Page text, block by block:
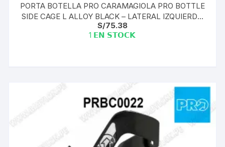
PORTA BOTELLA PRO CARAMAGIOLA PRO BOTTLE
SIDE CAGE L ALLOY BLACK – LATERAL IZQUIERDO
CLEAR PRBC0026
S/75.38
1 𝗘𝗡 𝗦𝗧𝗢𝗖𝗞